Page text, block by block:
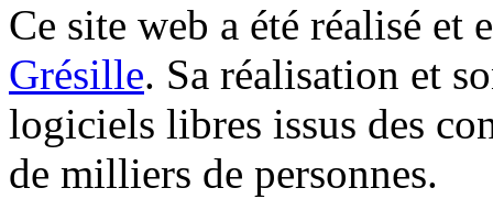
Ce site web a été réalisé et
Grésille. Sa réalisation et
logiciels libres issus des
de milliers de personnes.